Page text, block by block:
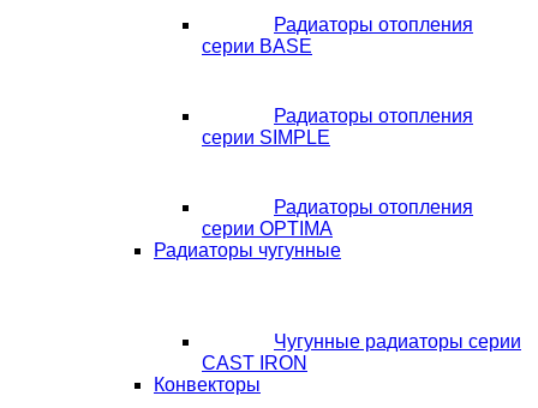
Радиаторы отопления
серии BASE
Радиаторы отопления
серии SIMPLE
Радиаторы отопления
серии OPTIMA
Радиаторы чугунные
Чугунные радиаторы серии
CAST IRON
Конвекторы